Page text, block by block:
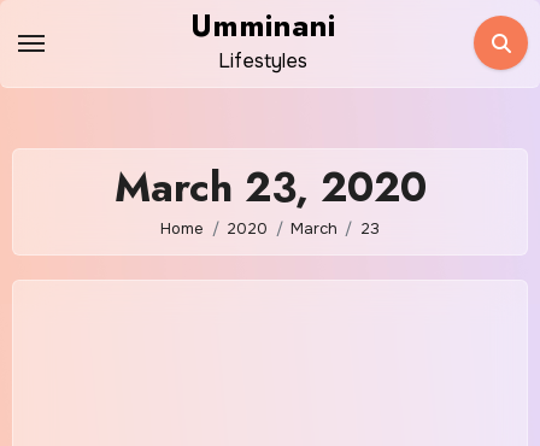
content
Umminani
Lifestyles
March 23, 2020
Home 2020 March 23